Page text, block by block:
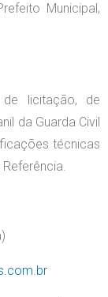
Municipal,
de licitação, de
da Guarda Civil
técnicas